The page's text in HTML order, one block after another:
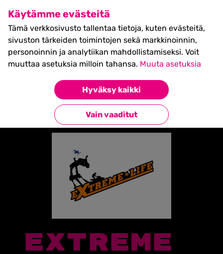
Käytämme evästeitä
Tämä verkkosivusto tallentaa tietoja, kuten evästeitä,
sivuston tärkeiden toimintojen sekä markkinoinnin,
personoinnin ja analytiikan mahdollistamiseksi. Voit
muuttaa asetuksia milloin tahansa. Muuta asetuksia
Hyväksy kaikki
Vain vaaditut
SHIFT Business Festival
27.5.2027, Turku - liput
myynnissä nyt! >>
Partners»Extreme life
Takaisin kumppaneihin
EXTREME